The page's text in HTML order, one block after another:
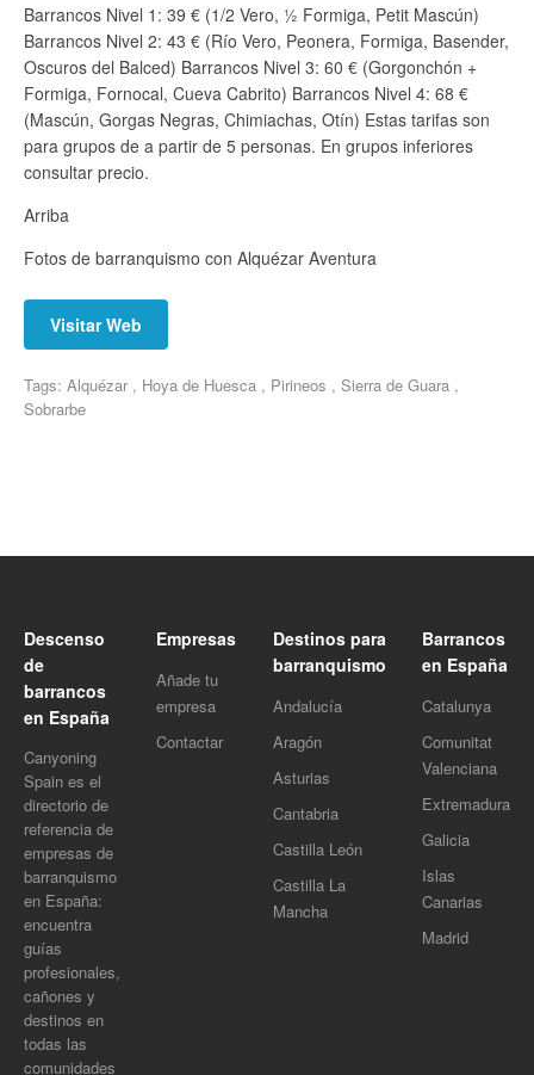
Barrancos Nivel 1: 39 € (1/2 Vero, ½ Formiga, Petit Mascún)
Barrancos Nivel 2: 43 € (Río Vero, Peonera, Formiga, Basender,
Oscuros del Balced) Barrancos Nivel 3: 60 € (Gorgonchón +
Formiga, Fornocal, Cueva Cabrito) Barrancos Nivel 4: 68 €
(Mascún, Gorgas Negras, Chimiachas, Otín) Estas tarifas son
para grupos de a partir de 5 personas. En grupos inferiores
consultar precio.
Arriba
Fotos de barranquismo con Alquézar Aventura
Visitar Web
Tags: Alquézar , Hoya de Huesca , Pirineos , Sierra de Guara ,
Sobrarbe
Descenso
de
barrancos
en España
Canyoning
Spain es el
directorio de
referencia de
empresas de
barranquismo
en España:
encuentra
guías
profesionales,
cañones y
destinos en
todas las
comunidades
Empresas
Añade tu
empresa
Contactar
Destinos para
barranquismo
Andalucía
Aragón
Asturias
Cantabria
Castilla León
Castilla La
Mancha
Barrancos
en España
Catalunya
Comunitat
Valenciana
Extremadura
Galicia
Islas
Canarias
Madrid